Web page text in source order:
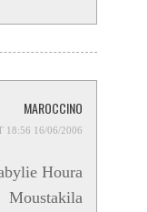
MAROCCINO
16/06/2006 AT 18:56
Houra
Moustakila